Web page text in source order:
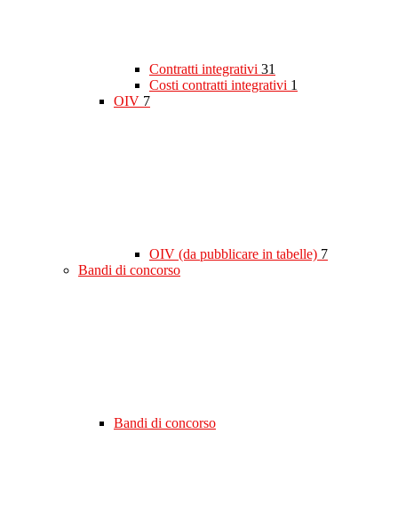
Contratti integrativi 31
Costi contratti integrativi 1
OIV 7
OIV (da pubblicare in tabelle) 7
Bandi di concorso
Bandi di concorso